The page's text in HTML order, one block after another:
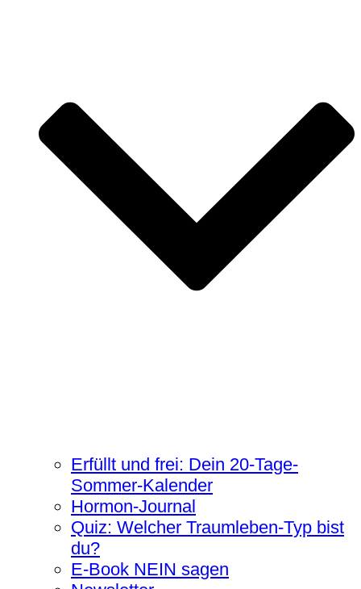
Erfüllt und frei: Dein 20-Tage-
Sommer-Kalender
Hormon-Journal
Quiz: Welcher Traumleben-Typ bist
du?
E-Book NEIN sagen